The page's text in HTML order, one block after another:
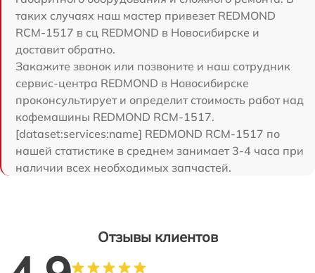
таких случаях наш мастер привезет REDMOND
RCM-1517 в сц REDMOND в Новосибирске и
доставит обратно.
Закажите звонок или позвоните и наш сотрудник
сервис-центра REDMOND в Новосибирске
проконсультирует и определит стоимость работ над
кофемашины REDMOND RCM-1517.
[dataset:services:name] REDMOND RCM-1517 по
нашей статистике в среднем занимает 3-4 часа при
наличии всех необходимых запчастей.
Отзывы клиентов